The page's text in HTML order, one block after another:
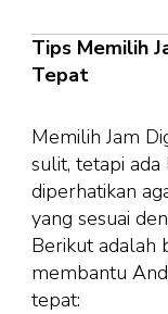
Tips Memilih
Tepat
Memilih Jam
sulit, tetapi
diperhatikan
yang sesuai
Berikut adalah
membantu
tepat: